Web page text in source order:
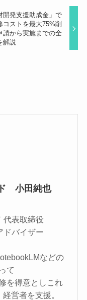
開発支援助成金」で
コストを最大75%削
請から実施までの全
解説
小田純也
代表取締役
ドバイザー
などの
て
を得意としこれ
営者を支援。